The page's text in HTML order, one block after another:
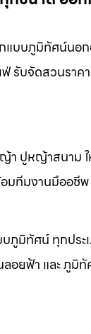
บบภูมิทัศน์นอ
ฟ่ รับจัดสวน
ปูหญ้าสนาม
มทีมงานมืออชีพ
มิทัศน์ ทุกประ
ยฟ้า และ ภู